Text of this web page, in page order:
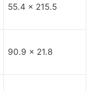
55.4 x 215.5
90.9 x 21.8